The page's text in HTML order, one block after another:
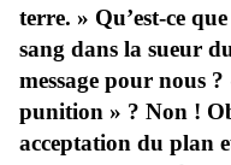
terre. » Qu’est-ce
sang dans la sueur
message pour nous
punition » ? Non !
acceptation du plan